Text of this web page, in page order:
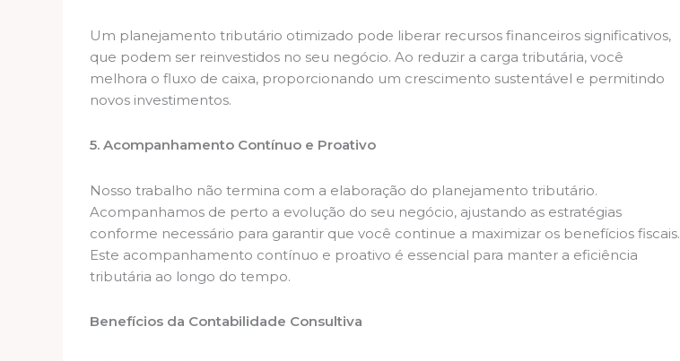
Um planejamento tributário otimizado pode liberar recursos financeiros significativos,
que podem ser reinvestidos no seu negócio. Ao reduzir a carga tributária, você
melhora o fluxo de caixa, proporcionando um crescimento sustentável e permitindo
novos investimentos.
5. Acompanhamento Contínuo e Proativo
Nosso trabalho não termina com a elaboração do planejamento tributário.
Acompanhamos de perto a evolução do seu negócio, ajustando as estratégias
conforme necessário para garantir que você continue a maximizar os benefícios fiscais.
Este acompanhamento contínuo e proativo é essencial para manter a eficiência
tributária ao longo do tempo.
Benefícios da Contabilidade Consultiva